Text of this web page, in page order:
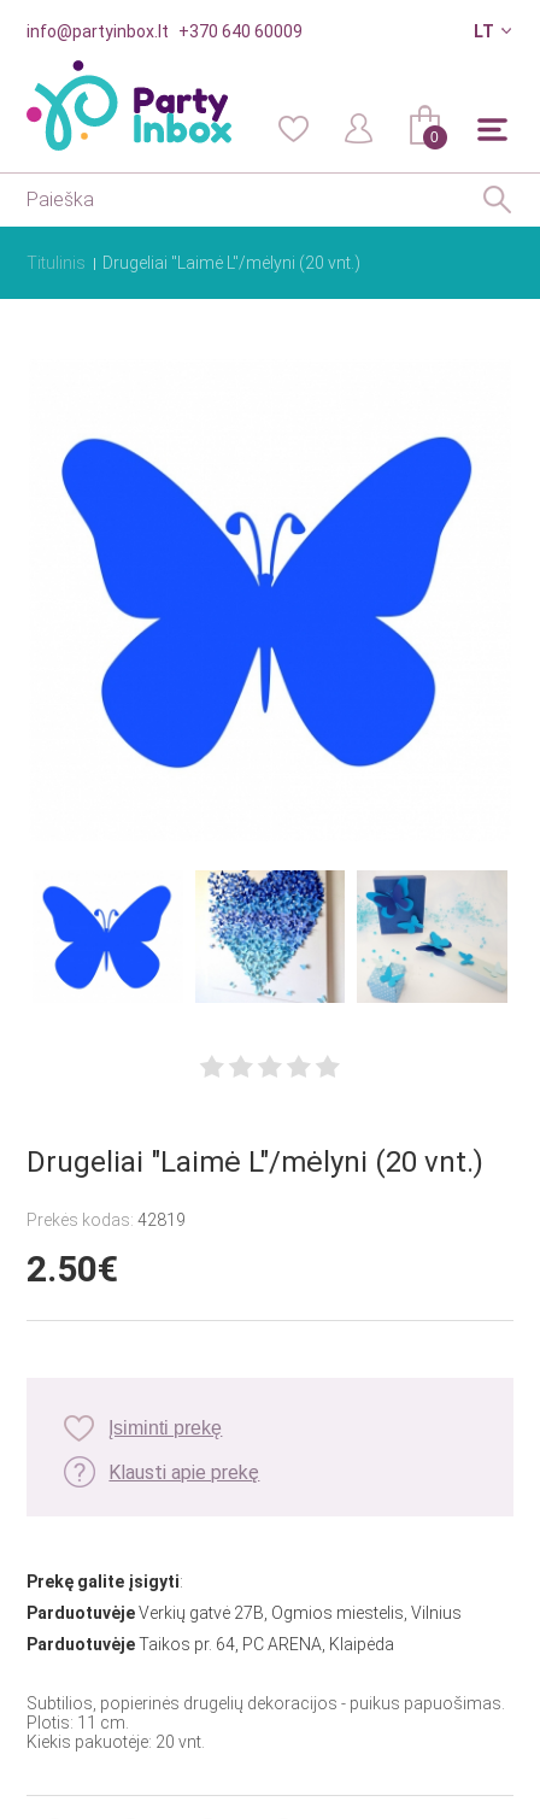
info@partyinbox.lt +370 640 60009 LT
0
Titulinis Drugeliai "Laimė L"/mėlyni (20 vnt.)
Drugeliai "Laimė L"/mėlyni (20 vnt.)
Prekės kodas:42819
2.50€
Įsiminti prekę
Klausti apie prekę
Prekę galite įsigyti:
ParduotuvėjeVerkių gatvė 27B, Ogmios miestelis, Vilnius
ParduotuvėjeTaikos pr. 64, PC ARENA, Klaipėda
Subtilios, popierinės drugelių dekoracijos - puikus papuošimas.
Plotis: 11 cm.
Kiekis pakuotėje: 20 vnt.